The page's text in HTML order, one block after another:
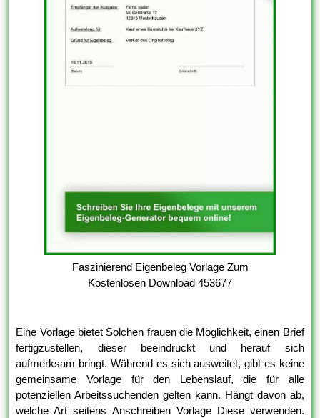
Faszinierend Eigenbeleg Vorlage Zum
Kostenlosen Download 453677
Eine Vorlage bietet Solchen frauen die Möglichkeit, einen Brief
fertigzustellen, dieser beeindruckt und herauf sich
aufmerksam bringt. Während es sich ausweitet, gibt es keine
gemeinsame Vorlage für den Lebenslauf, die für alle
potenziellen Arbeitssuchenden gelten kann. Hängt davon ab,
welche Art seitens Anschreiben Vorlage Diese verwenden.